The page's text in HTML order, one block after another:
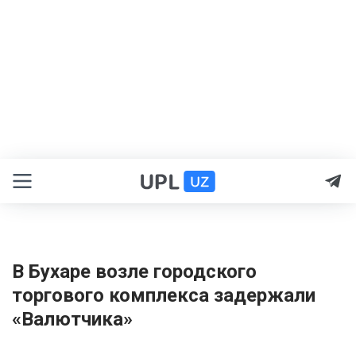
В Бухаре возле городского
торгового комплекса задержали
«Валютчика»